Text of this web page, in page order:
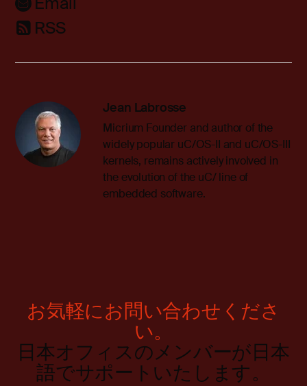
RSS
Jean Labrosse
Micrium Founder and author of the
widely popular uC/OS-II and uC/OS-III
kernels, remains actively involved in
the evolution of the uC/ line of
embedded software.
お気軽にお問い合わせくださ
い。
日本オフィスのメンバーが日本
語でサポートいたします。